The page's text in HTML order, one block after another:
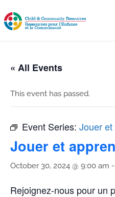
« All Events
This event has passed.
Event Series: Jouer
Jouer et
October 30, 2024 @ 9:00 am -
Rejoignez-nous pour un